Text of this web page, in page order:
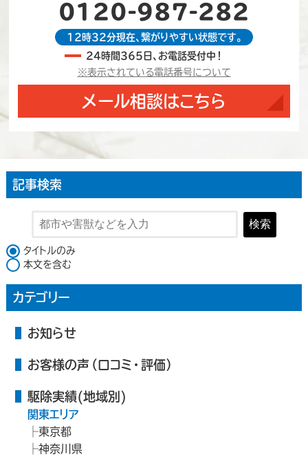
0120-987-282
12時32分現在、繋がりやすい状態です。
24時間365日、お電話受付中！
※表示されている電話番号について
メール相談はこちら
記事検索
検索
検索対象
タイトルのみ
本文を含む
カテゴリー
お知らせ
お客様の声（口コミ・評価）
駆除実績(地域別)
関東エリア
東京都
神奈川県